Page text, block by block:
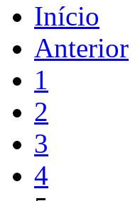
Início
Anterior
1
2
3
4